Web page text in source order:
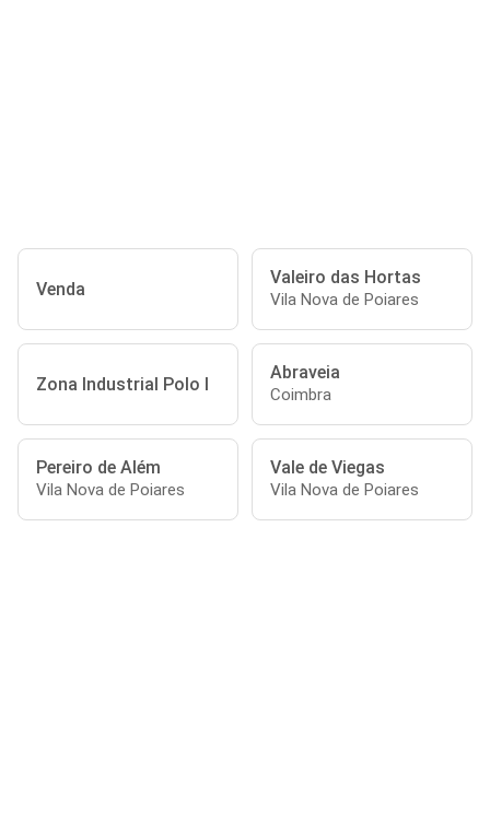
Venda
Valeiro das Hortas
Vila Nova de Poiares
Zona Industrial Polo I
Abraveia
Coimbra
Pereiro de Além
Vila Nova de Poiares
Vale de Viegas
Vila Nova de Poiares